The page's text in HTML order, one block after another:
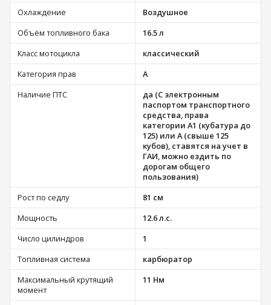
Охлаждение
Воздушное
Объём топливного бака
16.5 л
Класс мотоцикла
классический
Категория прав
А
Наличие ПТС
да (С электронным
паспортом транспортного
средства, права
категории A1 (кубатура до
125) или A (свыше 125
кубов), ставятся на учет в
ГАИ, можно ездить по
дорогам общего
пользования)
Рост по седлу
81 см
Мощность
12.6 л.с.
Число цилиндров
1
Топливная система
карбюратор
Максимальный крутящий
момент
11 Нм